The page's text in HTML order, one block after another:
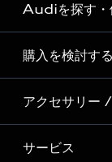
Audi ブランド
Story of
Audi Sport
Formula 1®
デジタルサービス
Audiを探す・
ディーラー検索
新車在庫検索
試乗車・展示車
見積もり依頼
購入を検討する
モデル一覧
特別仕様モデル /
アクセサリー
純正アクセサリー
サービス